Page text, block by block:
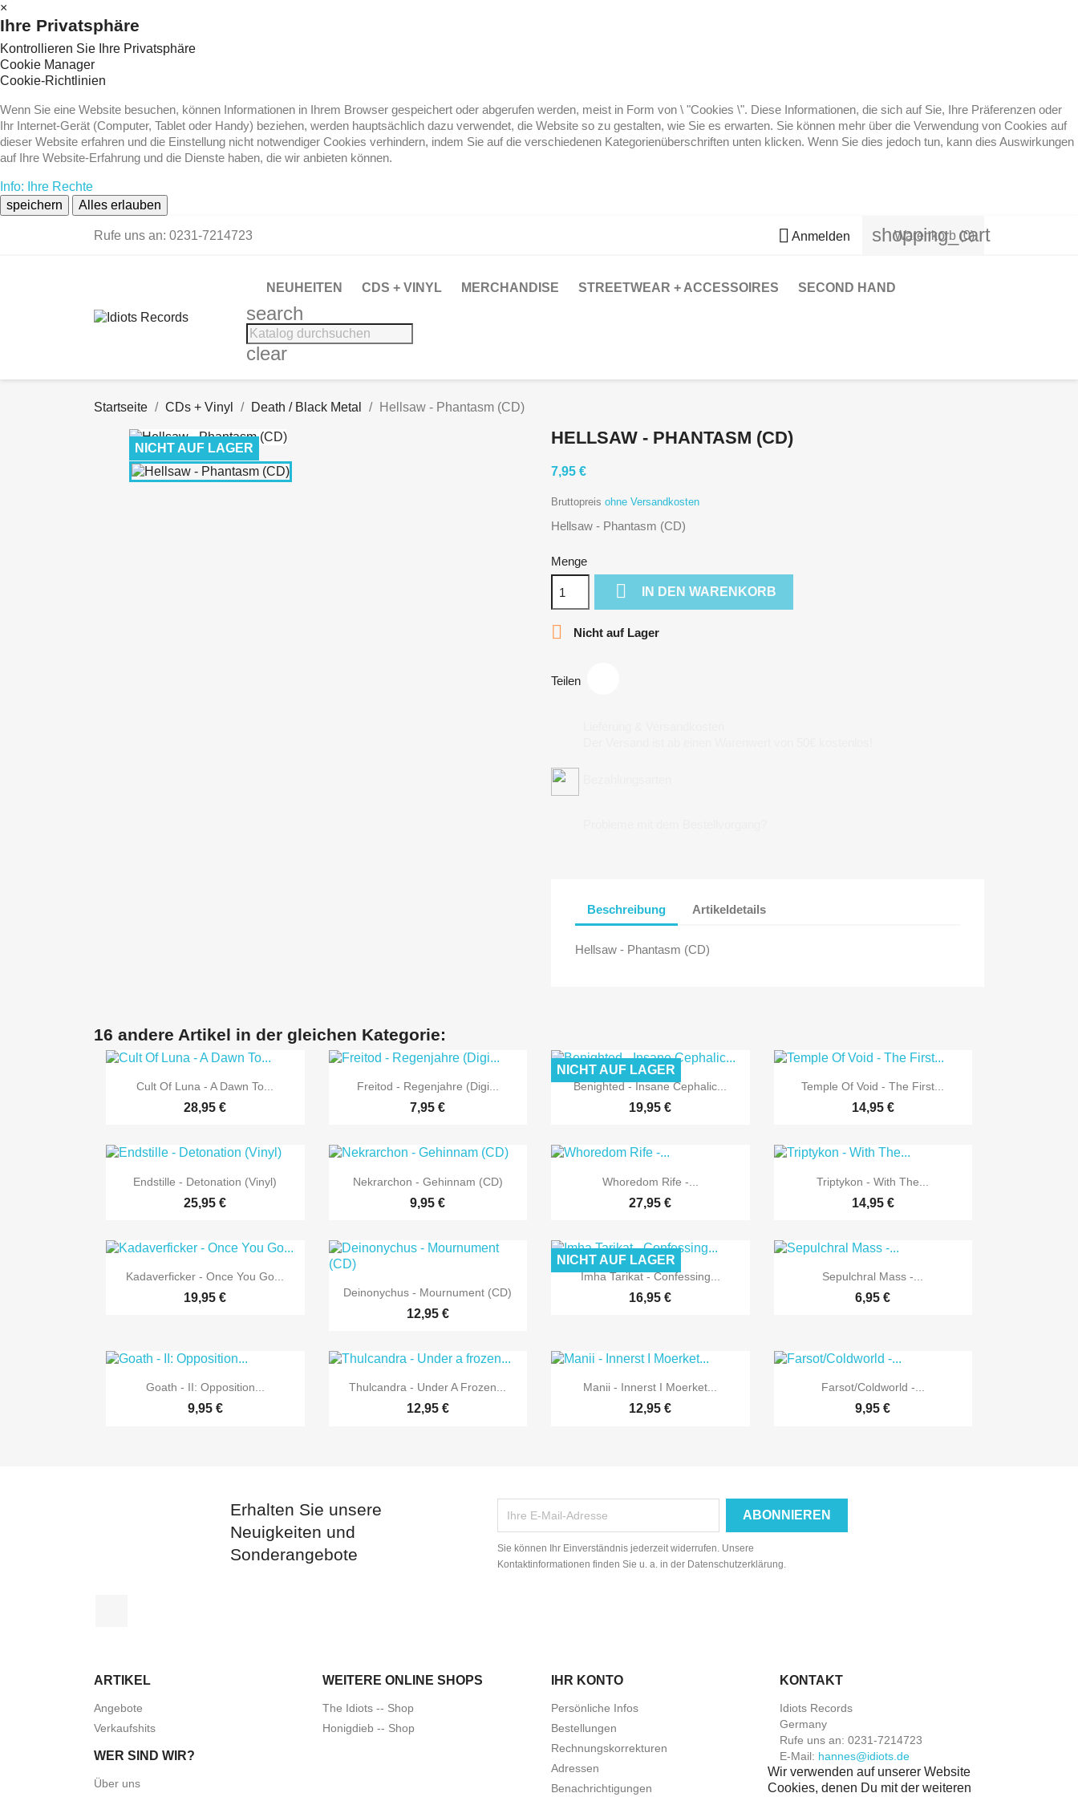
×
Ihre Privatsphäre
Kontrollieren Sie Ihre Privatsphäre
Cookie Manager
Cookie-Richtlinien
Wenn Sie eine Website besuchen, können Informationen in Ihrem Browser gespeichert oder abgerufen werden, meist in Form von \ "Cookies \". Diese Informationen, die sich auf Sie, Ihre Präferenzen oder
Ihr Internet-Gerät (Computer, Tablet oder Handy) beziehen, werden hauptsächlich dazu verwendet, die Website so zu gestalten, wie Sie es erwarten. Sie können mehr über die Verwendung von Cookies auf
dieser Website erfahren und die Einstellung nicht notwendiger Cookies verhindern, indem Sie auf die verschiedenen Kategorienüberschriften unten klicken. Wenn Sie dies jedoch tun, kann dies Auswirkungen
auf Ihre Website-Erfahrung und die Dienste haben, die wir anbieten können.
Info: Ihre Rechte
speichern
Alles erlauben
Rufe uns an: 0231-7214723  Anmelden shopping_cart
Warenkorb (0)
NEUHEITEN CDS + VINYL MERCHANDISE STREETWEAR + ACCESSOIRES SECOND HAND
search
clear
Startseite CDs + Vinyl Death / Black Metal Hellsaw - Phantasm (CD)
NICHT AUF LAGER
HELLSAW - PHANTASM (CD)
7,95 €
Bruttopreis ohne Versandkosten
Hellsaw - Phantasm (CD)
Menge
 IN DEN WARENKORB
 Nicht auf Lager
Teilen
Beschreibung Artikeldetails
Hellsaw - Phantasm (CD)
16 andere Artikel in der gleichen Kategorie:
 Vorschau
Cult Of Luna - A Dawn To...
28,95 €
 Vorschau
Freitod - Regenjahre (Digi...
7,95 €
 Vorschau
Benighted - Insane Cephalic...
19,95 €
NICHT AUF LAGER
 Vorschau
Temple Of Void - The First...
14,95 €
 Vorschau
Endstille - Detonation (Vinyl)
25,95 €
 Vorschau
Nekrarchon - Gehinnam (CD)
9,95 €
 Vorschau
Whoredom Rife -...
27,95 €
 Vorschau
Triptykon - With The...
14,95 €
 Vorschau
Kadaverficker - Once You Go...
19,95 €  Vorschau
Deinonychus - Mournument (CD)
12,95 €
 Vorschau
Imha Tarikat - Confessing...
16,95 €
NICHT AUF LAGER
 Vorschau
Sepulchral Mass -...
6,95 €
 Vorschau
Goath - II: Opposition...
9,95 €
 Vorschau
Thulcandra - Under A Frozen...
12,95 €
 Vorschau
Manii - Innerst I Moerket...
12,95 €
 Vorschau
Farsot/Coldworld -...
9,95 €
Erhalten Sie unsere
Neuigkeiten und
Sonderangebote
Sie können Ihr Einverständnis jederzeit widerrufen. Unsere
Kontaktinformationen finden Sie u. a. in der Datenschutzerklärung.
ARTIKEL
Angebote
Verkaufshits
WEITERE ONLINE SHOPS
The Idiots -- Shop
Honigdieb -- Shop
WER SIND WIR?
Über uns
IHR KONTO
Persönliche Infos
Bestellungen
Rechnungskorrekturen
Adressen
Benachrichtigungen
KONTAKT
Idiots Records
Germany
Rufe uns an: 0231-7214723
E-Mail: hannes@idiots.de
Wir verwenden auf unserer Website
Cookies, denen Du mit der weiteren